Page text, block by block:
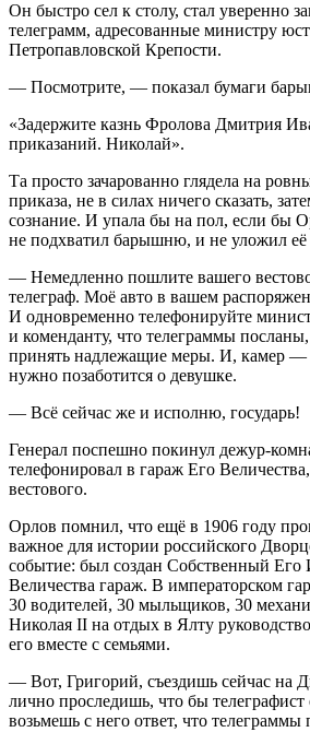
Он быстро сел к столу, стал уверенно
телеграмм, адресованные министру
Петропавловской Крепости.
— Посмотрите, — показал бумаги
«Задержите казнь Фролова Дмитрия
приказаний. Николай».
Та просто зачарованно глядела на
приказа, не в силах ничего сказать,
сознание. И упала бы на пол, если бы
не подхватил барышню, и не уложил её
— Немедленно пошлите вашего
телеграф. Моё авто в вашем
И одновременно телефонируйте
и коменданту, что телеграммы
принять надлежащие меры. И, камер —
нужно позаботится о девушке.
— Всё сейчас же и исполню, государь!
Генерал поспешно покинул дежур-
телефонировал в гараж Его
вестового.
Орлов помнил, что ещё в 1906 году
важное для истории российского
событие: был создан Собственный Его
Величества гараж. В императорском
30 водителей, 30 мыльщиков, 30
Николая II на отдых в Ялту
его вместе с семьями.
— Вот, Григорий, съездишь сейчас на
лично проследишь, что бы
возьмешь с него ответ, что